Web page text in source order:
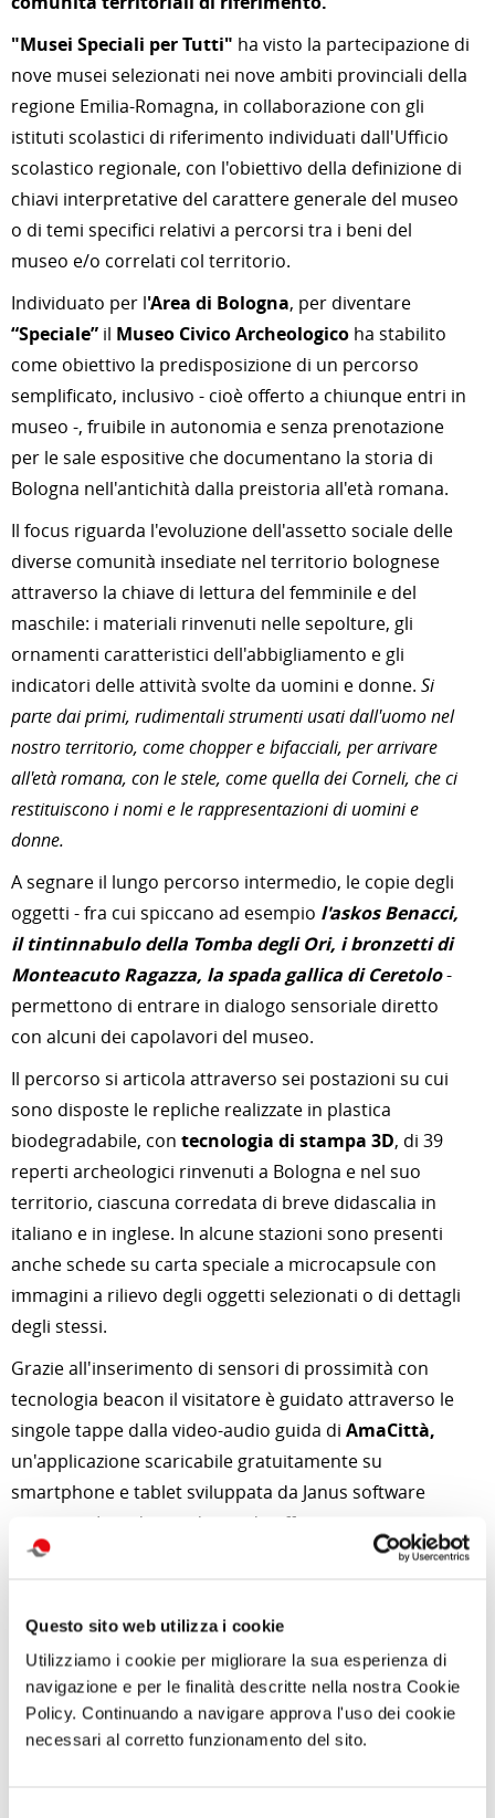
Questo sito web utilizza i cookie
Utilizziamo i cookie per migliorare la sua esperienza di
navigazione e per le finalità descritte nella nostra Cookie
Policy. Continuando a navigare approva l'uso dei cookie
necessari al corretto funzionamento del sito.
"Musei Speciali per Tutti" ha visto la partecipazione di
nove musei selezionati nei nove ambiti provinciali della
regione Emilia-Romagna, in collaborazione con gli
istituti scolastici di riferimento individuati dall'Ufficio
scolastico regionale, con l'obiettivo della definizione di
chiavi interpretative del carattere generale del museo
o di temi specifici relativi a percorsi tra i beni del
museo e/o correlati col territorio.
Individuato per l'Area di Bologna, per diventare
“Speciale” il Museo Civico Archeologico ha stabilito
come obiettivo la predisposizione di un percorso
semplificato, inclusivo - cioè offerto a chiunque entri in
museo -, fruibile in autonomia e senza prenotazione
per le sale espositive che documentano la storia di
Bologna nell'antichità dalla preistoria all'età romana.
Il focus riguarda l'evoluzione dell'assetto sociale delle
diverse comunità insediate nel territorio bolognese
attraverso la chiave di lettura del femminile e del
maschile: i materiali rinvenuti nelle sepolture, gli
ornamenti caratteristici dell'abbigliamento e gli
indicatori delle attività svolte da uomini e donne. Si
parte dai primi, rudimentali strumenti usati dall'uomo nel
nostro territorio, come chopper e bifacciali, per arrivare
all'età romana, con le stele, come quella dei Corneli, che ci
restituiscono i nomi e le rappresentazioni di uomini e
donne.
A segnare il lungo percorso intermedio, le copie degli
oggetti - fra cui spiccano ad esempio l'askos Benacci,
il tintinnabulo della Tomba degli Ori, i bronzetti di
Monteacuto Ragazza, la spada gallica di Ceretolo-
permettono di entrare in dialogo sensoriale diretto
con alcuni dei capolavori del museo.
Il percorso si articola attraverso sei postazioni su cui
sono disposte le repliche realizzate in plastica
biodegradabile, con tecnologia di stampa 3D, di 39
reperti archeologici rinvenuti a Bologna e nel suo
territorio, ciascuna corredata di breve didascalia in
italiano e in inglese. In alcune stazioni sono presenti
anche schede su carta speciale a microcapsule con
immagini a rilievo degli oggetti selezionati o di dettagli
degli stessi.
Grazie all'inserimento di sensori di prossimità con
tecnologia beacon il visitatore è guidato attraverso le
singole tappe dalla video-audio guida di AmaCittà,
un'applicazione scaricabile gratuitamente su
smartphone e tablet sviluppata da Janus software
company. La video-audio guida offre una narrazione
della storia della città antica, oltre alla descrizione degli
didascalie semplificate per ipovedenti, disegni di
Alla base del progetto si è posto il confronto tra il
museo e le tre scuole secondarie di secondo grado